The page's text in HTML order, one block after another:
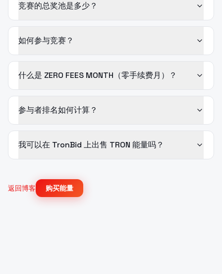
竞赛的总奖池是多少？
如何参与竞赛？
什么是 ZERO FEES MONTH（零手续费月）？
参与者排名如何计算？
我可以在 TronBid 上出售 TRON 能量吗？
返回博客 购买能量